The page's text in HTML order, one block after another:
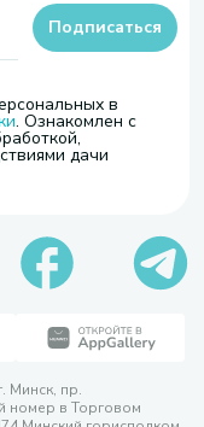
в
. Ознакомлен с
дачи
Подписаться
Минск, пр.
номер в Торговом